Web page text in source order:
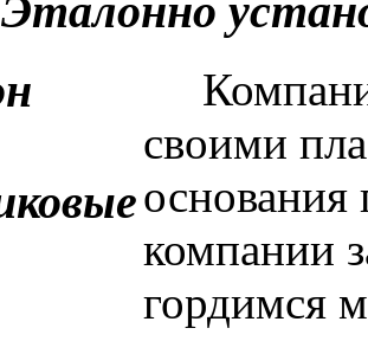
Эталонно
своими
основания
компании
гордимся